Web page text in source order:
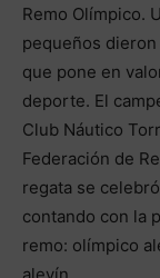
Remo Olímpico.
pequeños
que pone en
deporte. El
Club Náutico
Federación de
regata se
contando con la
remo: olímpico